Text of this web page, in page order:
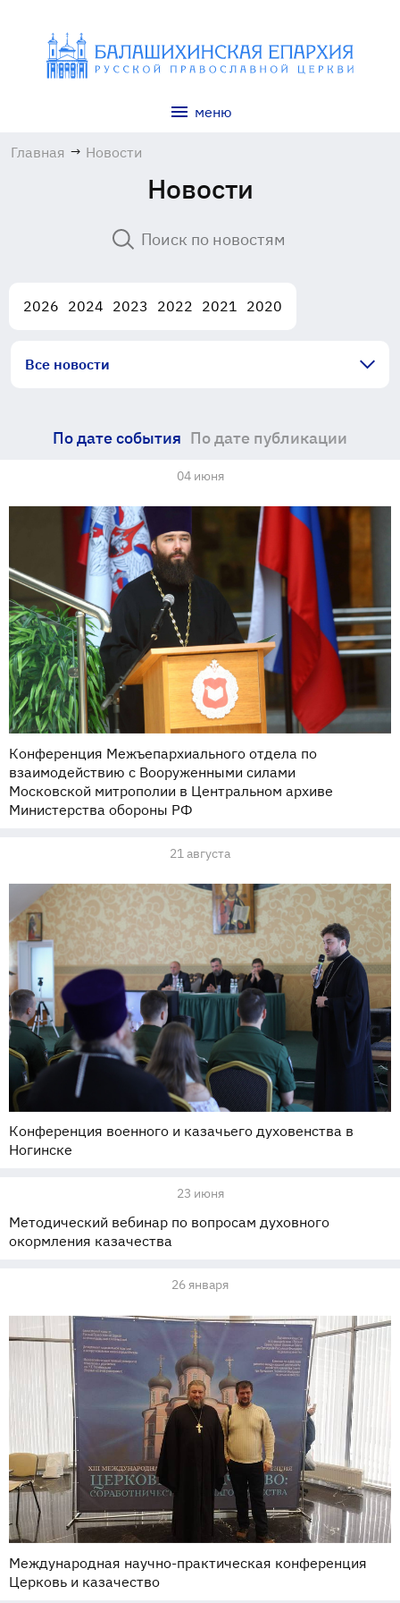
меню
Главная → Новости
Новости
2026 2024 2023 2022 2021 2020
Все новости
По дате события По дате публикации
04 июня
Конференция Межъепархиального отдела по
взаимодействию с Вооруженными силами
Московской митрополии в Центральном архиве
Министерства обороны РФ
21 августа
Конференция военного и казачьего духовенства в
Ногинске
23 июня
Методический вебинар по вопросам духовного
окормления казачества
26 января
Международная научно-практическая конференция
Церковь и казачество